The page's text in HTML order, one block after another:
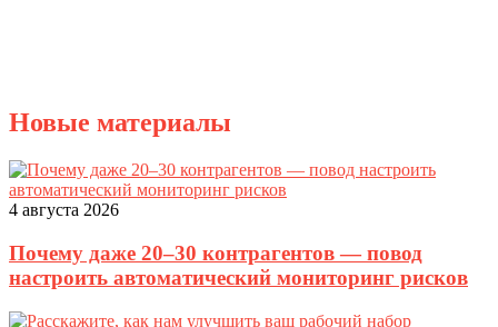
Новые материалы
4 августа 2026
Почему даже 20–30 контрагентов — повод
настроить автоматический мониторинг рисков